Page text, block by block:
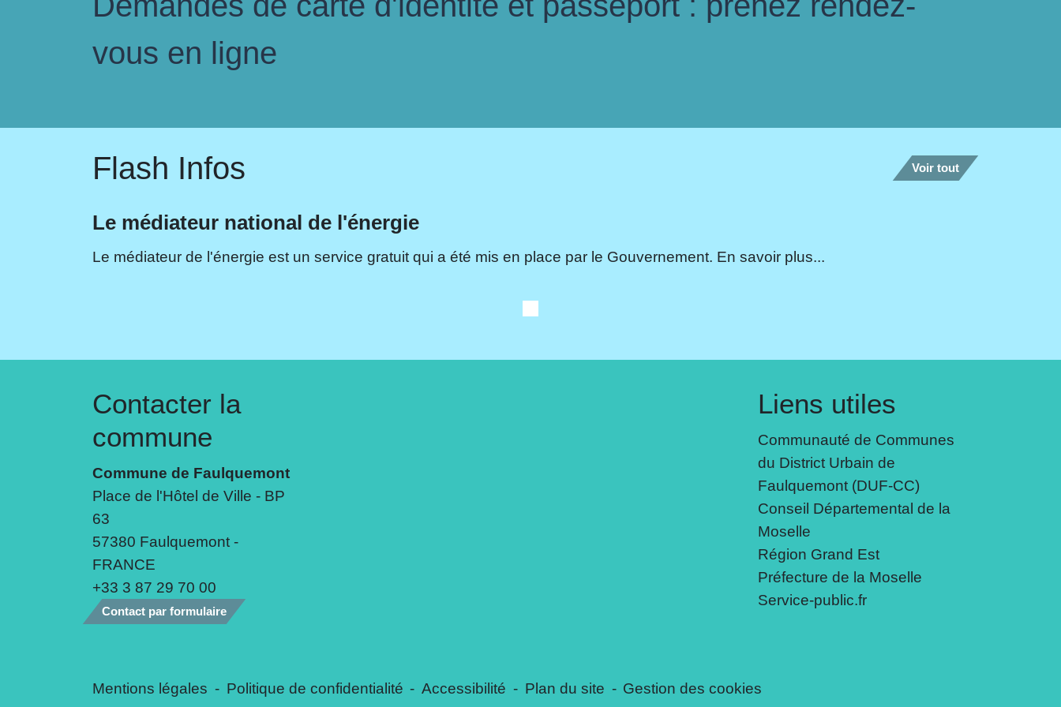
vous en ligne
Flash Infos Voir tout
Le médiateur national de l'énergie
Le médiateur de l'énergie est un service gratuit qui a été mis en place par le Gouvernement. En savoir plus...
Contacter la
commune
Commune de Faulquemont
Place de l'Hôtel de Ville - BP
63
57380 Faulquemont -
FRANCE
+33 3 87 29 70 00
Contact par formulaire
Liens utiles
Communauté de Communes
du District Urbain de
Faulquemont (DUF-CC)
Conseil Départemental de la
Moselle
Région Grand Est
Préfecture de la Moselle
Service-public.fr
Mentions légales - Politique de confidentialité - Accessibilité - Plan du site - Gestion des cookies